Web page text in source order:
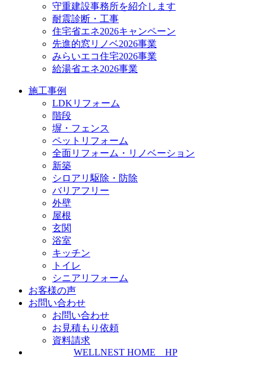
守重建設事務所を紹介します
耐震診断・工事
住宅省エネ2026キャンペーン
先進的窓リノベ2026事業
みらいエコ住宅2026事業
給湯省エネ2026事業
施工事例
LDKリフォーム
階段
塀・フェンス
ペットリフォーム
全面リフォーム・リノベーション
新築
シロアリ駆除・防除
バリアフリー
外壁
屋根
玄関
浴室
キッチン
トイレ
シニアリフォーム
お客様の声
お問い合わせ
お問い合わせ
お見積もり依頼
資料請求
WELLNEST HOME HP